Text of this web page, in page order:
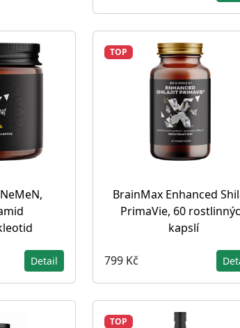
Detail
TOP
BrainMax Enhanced
PrimaVie, 60
kapslí
799 Kč
TOP